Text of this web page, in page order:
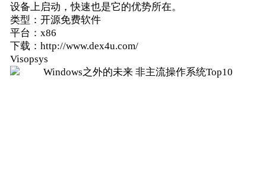
设备上启动，快速也是它的优势所在。
类型：开源免费软件
平台：x86
下载：http://www.dex4u.com/
Visopsys